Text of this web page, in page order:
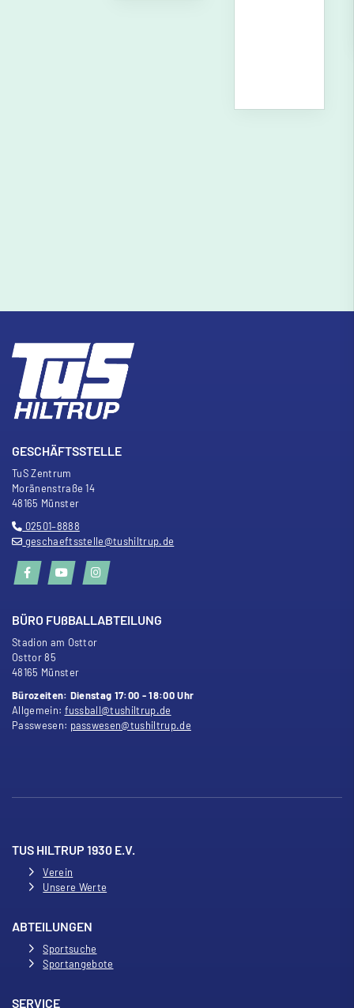
GESCHÄFTSSTELLE
TuS Zentrum
Moränenstraße 14
48165 Münster
02501–8888
geschaeftsstelle@tushiltrup.de
BÜRO FUßBALLABTEILUNG
Stadion am Osttor
Osttor 85
48165 Münster
Bürozeiten: Dienstag 17:00 - 18:00 Uhr
Allgemein: fussball@tushiltrup.de
Passwesen: passwesen@tushiltrup.de
TUS HILTRUP 1930 E.V.
Verein
Unsere Werte
ABTEILUNGEN
Sportsuche
Sportangebote
SERVICE